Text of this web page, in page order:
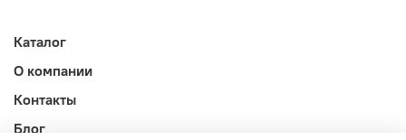
Каталог
О компании
Контакты
Блог